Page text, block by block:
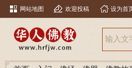
网站地图 欢迎投稿 设为首